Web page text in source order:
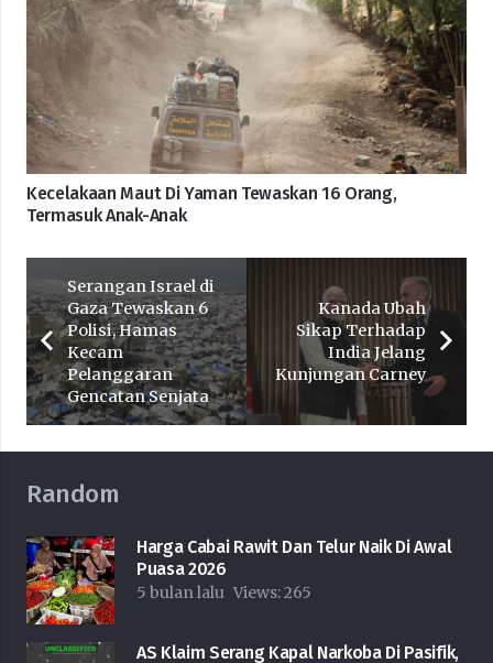
Kecelakaan Maut Di Yaman Tewaskan 16 Orang,
Termasuk Anak-Anak
Serangan Israel di
Gaza Tewaskan 6
Polisi, Hamas
Kecam
Pelanggaran
Gencatan Senjata
Kanada Ubah
Sikap Terhadap
India Jelang
Kunjungan Carney
Random
Harga Cabai Rawit Dan Telur Naik Di Awal
Puasa 2026
5 bulan lalu Views:265
AS Klaim Serang Kapal Narkoba Di Pasifik,